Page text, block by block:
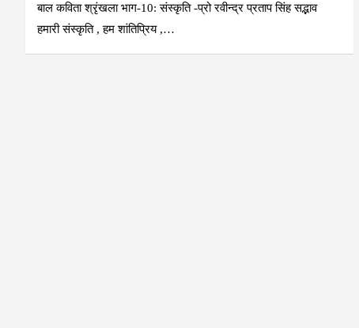
बाल कविता श्रृंखला भाग-10: संस्कृति -प्रो रवीन्द्र प्रताप सिंह सद्भाव
हमारी संस्कृति , हम शांतिप्रिय ,…